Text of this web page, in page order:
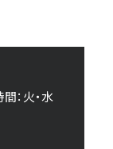
：火・水